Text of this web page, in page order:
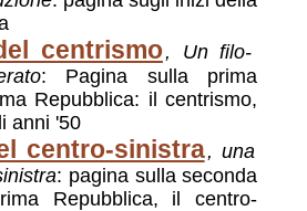
centrismo, Un filo-
: Pagina sulla prima
Repubblica: il centrismo,
anni '50
centro-sinistra, una
: pagina sulla seconda
Repubblica, il centro-